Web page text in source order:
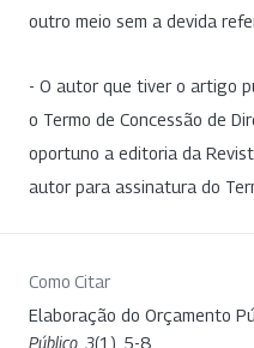
outro meio sem a devida
- O autor que tiver o artigo
o Termo de Concessão de
oportuno a editoria da
autor para assinatura do
Como Citar
Elaboração do Orçamento
Público 3(1), 5-8.